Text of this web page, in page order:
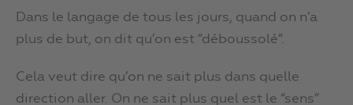
Dans le langage de tous les jours, quand on n’a
plus de but, on dit qu’on est “déboussolé”.
Cela veut dire qu’on ne sait plus dans quelle
direction aller. On ne sait plus quel est le “sens”